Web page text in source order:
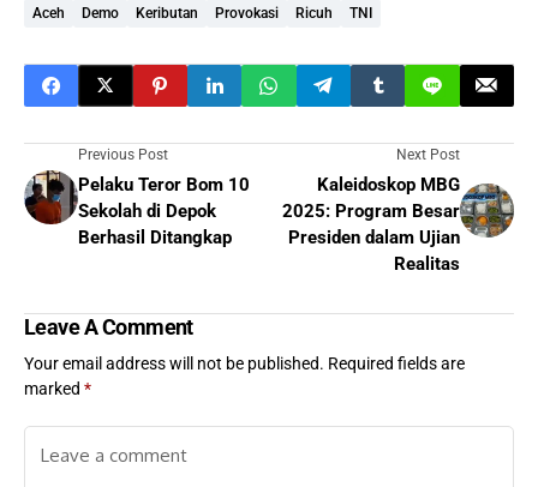
Aceh Demo Keributan Provokasi Ricuh TNI
Previous Post
Pelaku Teror Bom 10
Sekolah di Depok
Berhasil Ditangkap
Next Post
Kaleidoskop MBG
2025: Program Besar
Presiden dalam Ujian
Realitas
Leave A Comment
Your email address will not be published. Required fields are
marked *